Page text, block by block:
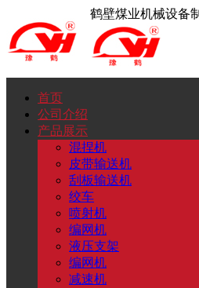
鹤壁煤业机械设备
首
司
介
绍
品
展
司
首页
公司介绍
产品展示
混捏机
皮带输送机
刮板输送机
绞车
喷射机
编网机
液压支架
编网机
减速机